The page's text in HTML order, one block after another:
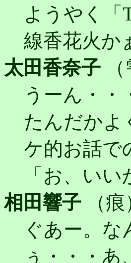
ようやく「
線香花火か
太田香奈子
うーん・・
たんだかよ
ケ的お話で
「お、いい
相田響子
（痕
ぐあー。
ぅ・・・